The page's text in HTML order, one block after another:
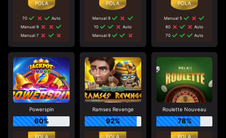
70
Auto
Manual 9
Manual 7
Manual 9
10
Auto
Manual 9
Manual 5
80
Auto
70
Auto
Powerspin
60%
Ramses Revenge
92%
Roulette Nouveau
78%